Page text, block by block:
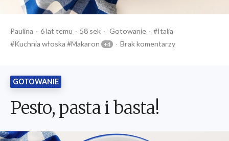
Opublikowany
przez
Paulina 6 lat temu
Czas
czytania
58 sek
Opublikowany
w
Gotowanie Tagi:
Italia
Kuchnia włoska
Makaron Brak komentarzy
GOTOWANIE
Pesto, pasta i basta!